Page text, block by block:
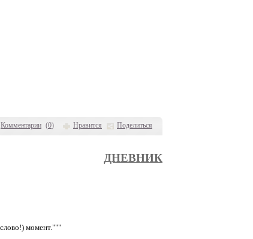
Комментарии (0) Нравится Поделиться
ДНЕВНИК
момент."""